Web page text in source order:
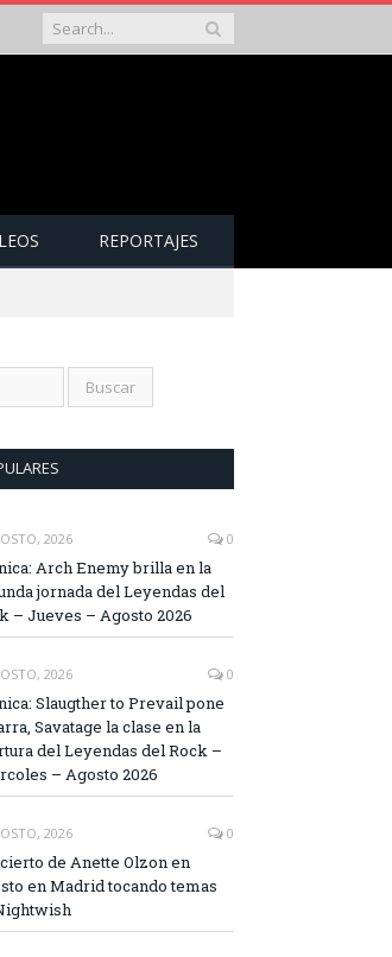
REPORTAJES
2026 0
Arch Enemy brilla en la
jornada del Leyendas del
– Jueves – Agosto 2026
2026 0
Slaugther to Prevail pone
Savatage la clase en la
del Leyendas del Rock –
– Agosto 2026
2026 0
de Anette Olzon en
en Madrid tocando temas